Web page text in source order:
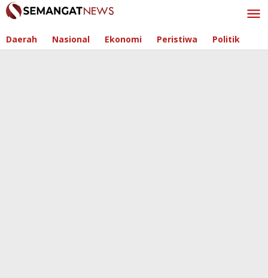
Skip
to
Daerah Nasional Ekonomi Peristiwa Politik